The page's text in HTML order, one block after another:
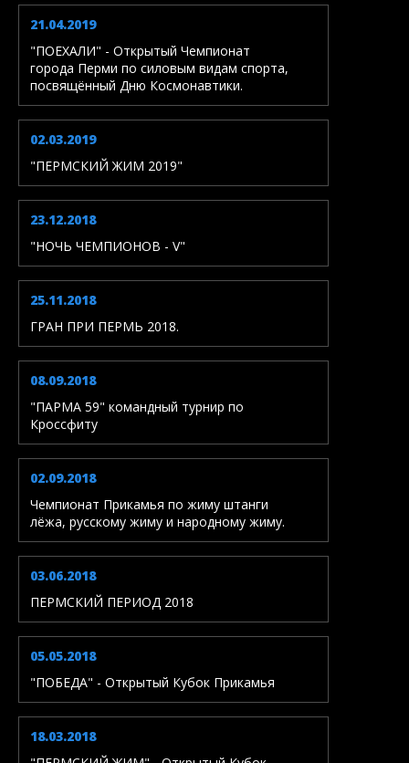
21.04.2019
"ПОЕХАЛИ" - Открытый Чемпионат
города Перми по силовым видам спорта,
посвящённый Дню Космонавтики.
02.03.2019
"ПЕРМСКИЙ ЖИМ 2019"
23.12.2018
"НОЧЬ ЧЕМПИОНОВ - V"
25.11.2018
ГРАН ПРИ ПЕРМЬ 2018.
08.09.2018
"ПАРМА 59" командный турнир по
Кроссфиту
02.09.2018
Чемпионат Прикамья по жиму штанги
лёжа, русскому жиму и народному жиму.
03.06.2018
ПЕРМСКИЙ ПЕРИОД 2018
05.05.2018
"ПОБЕДА" - Открытый Кубок Прикамья
18.03.2018